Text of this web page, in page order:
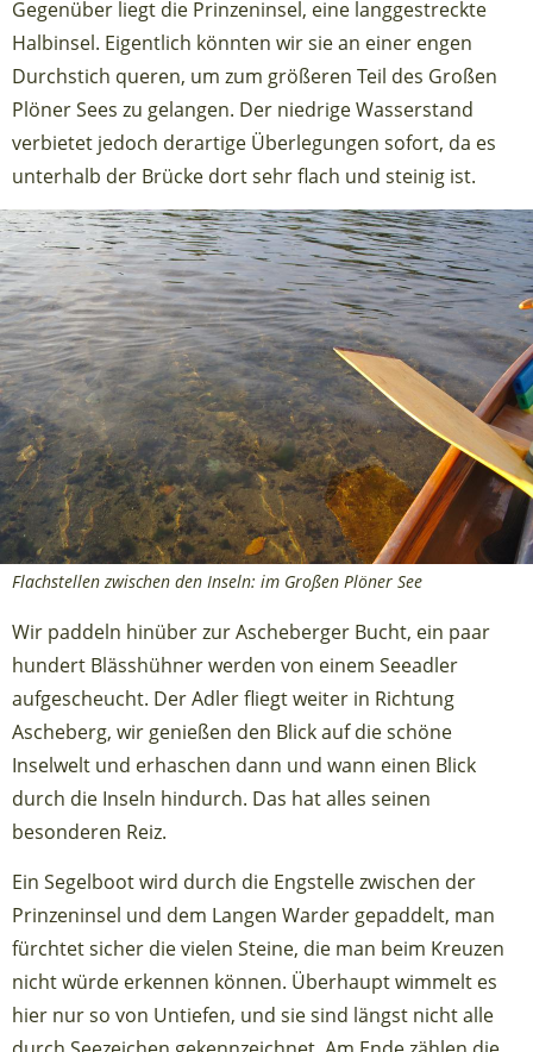
Gegenüber liegt die Prinzeninsel, eine langgestreckte
Halbinsel. Eigentlich könnten wir sie an einer engen
Durchstich queren, um zum größeren Teil des Großen
Plöner Sees zu gelangen. Der niedrige Wasserstand
verbietet jedoch derartige Überlegungen sofort, da es
unterhalb der Brücke dort sehr flach und steinig ist.
Flachstellen zwischen den Inseln: im Großen Plöner See
Wir paddeln hinüber zur Ascheberger Bucht, ein paar
hundert Blässhühner werden von einem Seeadler
aufgescheucht. Der Adler fliegt weiter in Richtung
Ascheberg, wir genießen den Blick auf die schöne
Inselwelt und erhaschen dann und wann einen Blick
durch die Inseln hindurch. Das hat alles seinen
besonderen Reiz.
Ein Segelboot wird durch die Engstelle zwischen der
Prinzeninsel und dem Langen Warder gepaddelt, man
fürchtet sicher die vielen Steine, die man beim Kreuzen
nicht würde erkennen können. Überhaupt wimmelt es
hier nur so von Untiefen, und sie sind längst nicht alle